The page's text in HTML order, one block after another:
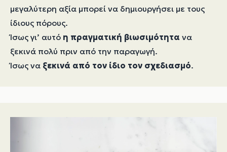
μεγαλύτερη αξία μπορεί να δημιουργήσει με τους
ίδιους πόρους.
Ίσως γι’ αυτό η πραγματική βιωσιμότητα να
ξεκινά πολύ πριν από την παραγωγή.
Ίσως να ξεκινά από τον ίδιο τον σχεδιασμό.